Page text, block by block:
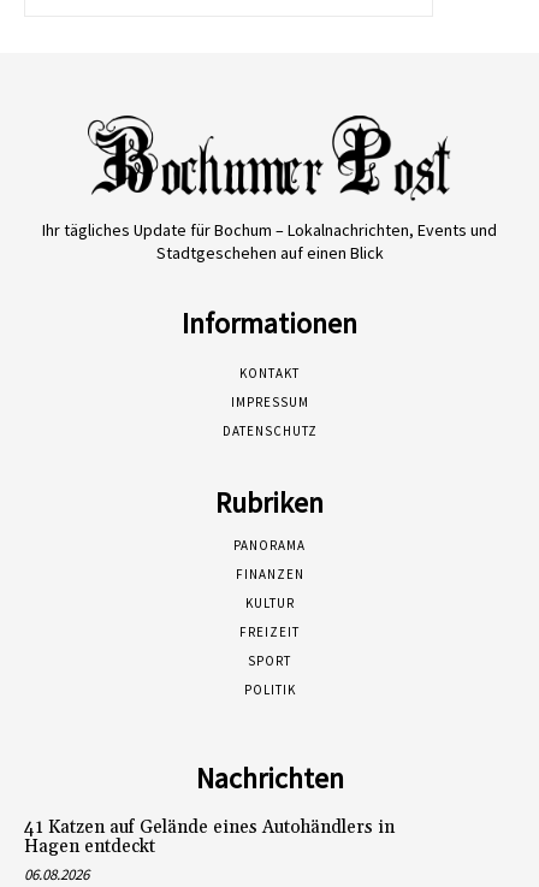
Ihr tägliches Update für Bochum – Lokalnachrichten, Events und
Stadtgeschehen auf einen Blick
Informationen
KONTAKT
IMPRESSUM
DATENSCHUTZ
Rubriken
PANORAMA
FINANZEN
KULTUR
FREIZEIT
SPORT
POLITIK
Nachrichten
41 Katzen auf Gelände eines Autohändlers in
Hagen entdeckt
06.08.2026